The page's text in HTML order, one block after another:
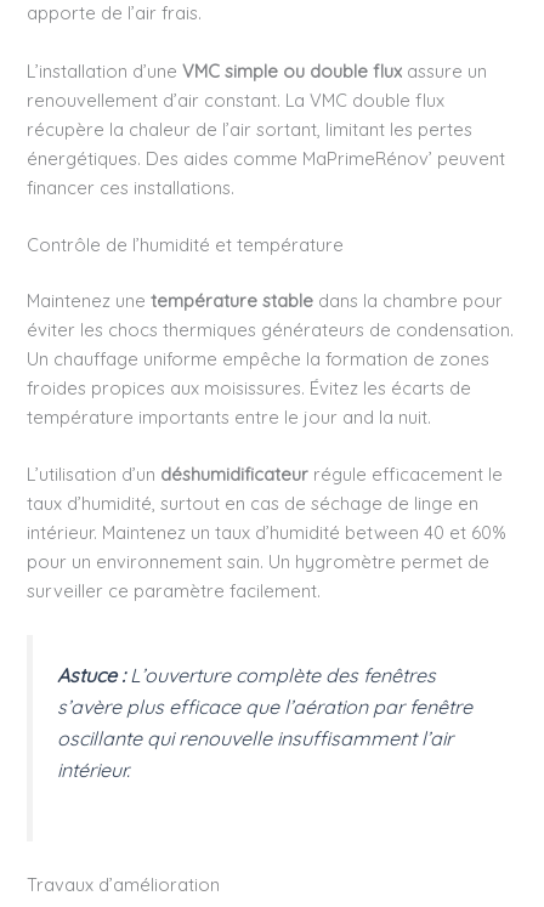
apporte de l’air frais.
L’installation d’uneVMC simple ou double flux assure un
renouvellement d’air constant. La VMC double flux
récupère la chaleur de l’air sortant, limitant les pertes
énergétiques. Des aides comme MaPrimeRénov’ peuvent
financer ces installations.
Contrôle de l’humidité et température
Maintenez unetempérature stable dans la chambre pour
éviter les chocs thermiques générateurs de condensation.
Un chauffage uniforme empêche la formation de zones
froides propices aux moisissures. Évitez les écarts de
température importants entre le jour and la nuit.
L’utilisation d’un déshumidificateur régule efficacement le
taux d’humidité, surtout en cas de séchage de linge en
intérieur. Maintenez un taux d’humidité between 40 et 60%
pour un environnement sain. Un hygromètre permet de
surveiller ce paramètre facilement.
Astuce :L’ouverture complète des fenêtres
s’avère plus efficace que l’aération par fenêtre
oscillante qui renouvelle insuffisamment l’air
intérieur.
Travaux d’amélioration